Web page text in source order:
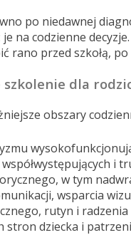
po niedawnej
na codzienne
rano przed szkołą,
dla
obszary
i
w tym
wsparcia
rutyn i
stron dziecka i